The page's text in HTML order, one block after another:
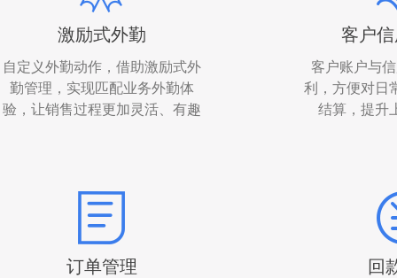
激励式外勤
自定义外勤动作，借助激励式外
勤管理，实现匹配业务外勤体
验，让销售过程更加灵活、有趣
客户
客户账户与
利，方便对日
结算，提升
订单管理 回